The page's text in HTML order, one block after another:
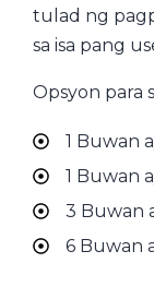
tulad ng
sa isa pang
Opsyon para
1 Buwan
1 Buwan
3 Buwan
6 Buwan